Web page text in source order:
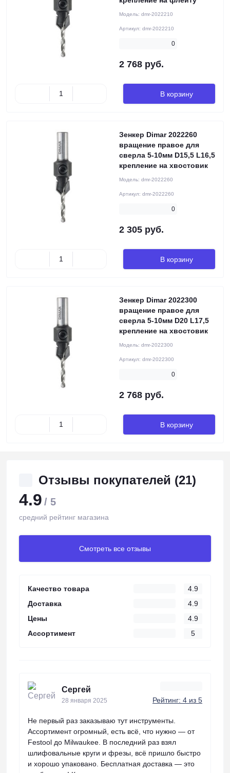
Модель: dmr-2022210
Артикул: dmr-2022210
0
2 768 руб.
В корзину
Зенкер Dimar 2022260
вращение правое для
сверла 5-10мм D15,5 L16,5
крепление на хвостовик
Модель: dmr-2022260
Артикул: dmr-2022260
0
2 305 руб.
В корзину
Зенкер Dimar 2022300
вращение правое для
сверла 5-10мм D20 L17,5
крепление на хвостовик
Модель: dmr-2022300
Артикул: dmr-2022300
0
2 768 руб.
В корзину
Отзывы покупателей (21)
4.9 / 5
средний рейтинг магазина
Смотреть все отзывы
Качество товара
4.9
Доставка
4.9
Цены
4.9
Ассортимент
5
Сергей
28 января 2025 Рейтинг: 4 из 5
Не первый раз заказываю тут инструменты.
Ассортимент огромный, есть всё, что нужно — от
Festool до Milwaukee. В последний раз взял
шлифовальные круги и фрезы, всё пришло быстро
и хорошо упаковано. Бесплатная доставка — это